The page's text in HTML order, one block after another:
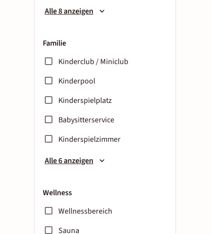
Alle 8 anzeigen
Familie
Kinderclub / Miniclub
Kinderpool
Kinderspielplatz
Babysitterservice
Kinderspielzimmer
Alle 6 anzeigen
Wellness
Wellnessbereich
Sauna